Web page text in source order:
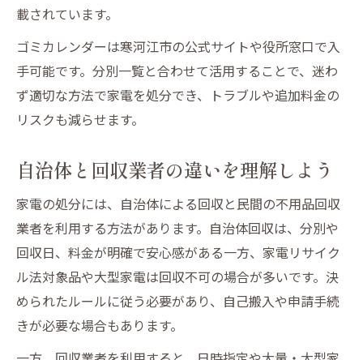
載されています。
ゴミカレンダーは寒河江市の公式サイトや役所窓口で入
手可能です。分別一覧と合わせて活用することで、迷わ
ず適切な方法で家電を処分でき、トラブルや追加料金の
リスクも減らせます。
自治体と回収業者の違いを理解しよう
家電の処分には、自治体による回収と民間の不用品回収
業者を利用する方法があります。自治体回収は、分別や
回収日、料金が明確で安心感がある一方、家電リサイク
ル法対象品や大型家電は回収不可の場合が多いです。決
められたルールに従う必要があり、自己搬入や申請手続
きが必要な場合もあります。